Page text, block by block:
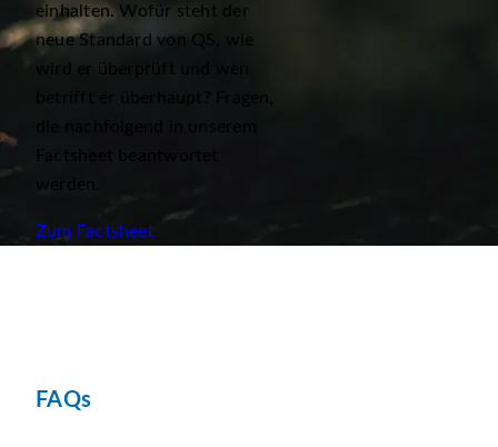
einhalten. Wofür steht der
neue Standard von QS, wie
wird er überprüft und wen
betrifft er überhaupt? Fragen,
werden.
Zum Factsheet
FAQs